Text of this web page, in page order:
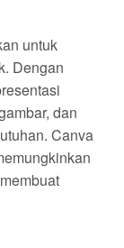
untuk
Dengan
dan
Canva